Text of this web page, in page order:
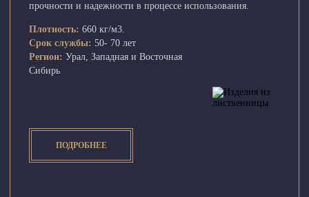
прочности и надежности в процессе использования.
Плотность: 660 кг/м3.
Срок службы: 50- 70 лет
Регион: Урал, Западная и Восточная
Сибирь
ПОДРОБНЕЕ